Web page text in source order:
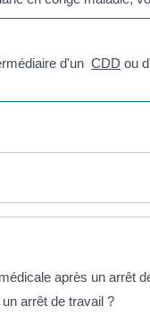
d'unCDD ou
après un arrêt
arrêt de travail ?